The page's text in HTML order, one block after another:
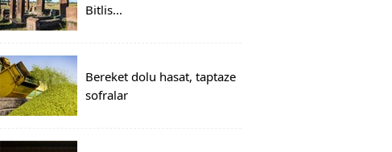
Bitlis...
Bereket dolu hasat, taptaze
sofralar